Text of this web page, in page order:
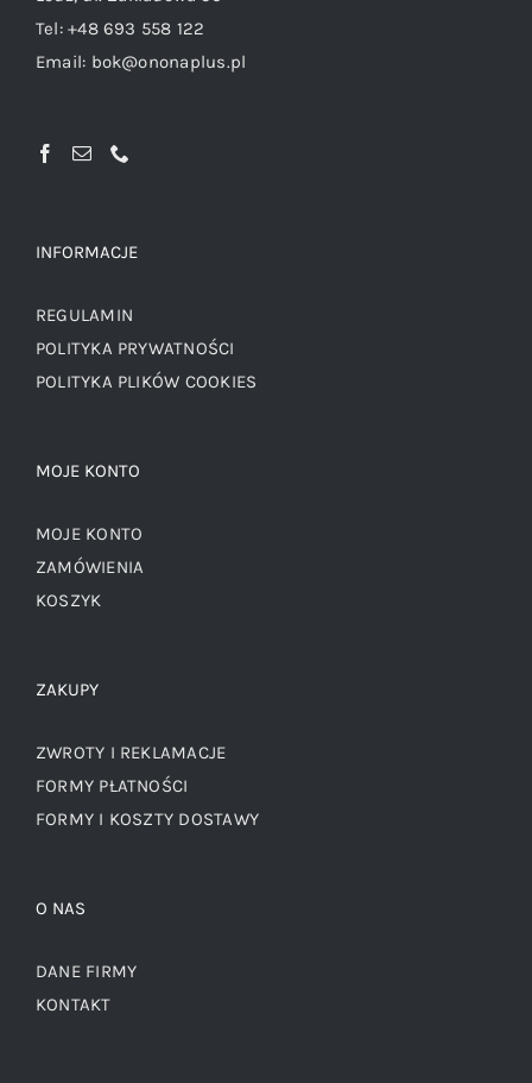
Tel:+48 693 558 122
Email: bok@ononaplus.pl
INFORMACJE
REGULAMIN
POLITYKA PRYWATNOŚCI
POLITYKA PLIKÓW COOKIES
MOJE KONTO
MOJE KONTO
ZAMÓWIENIA
KOSZYK
ZAKUPY
ZWROTY I REKLAMACJE
FORMY PŁATNOŚCI
FORMY I KOSZTY DOSTAWY
O NAS
DANE FIRMY
KONTAKT